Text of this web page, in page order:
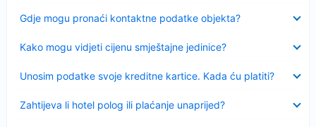
Gdje mogu pronaći kontaktne podatke objekta?
Kako mogu vidjeti cijenu smještajne jedinice?
Unosim podatke svoje kreditne kartice. Kada ću platiti?
Zahtijeva li hotel polog ili plaćanje unaprijed?